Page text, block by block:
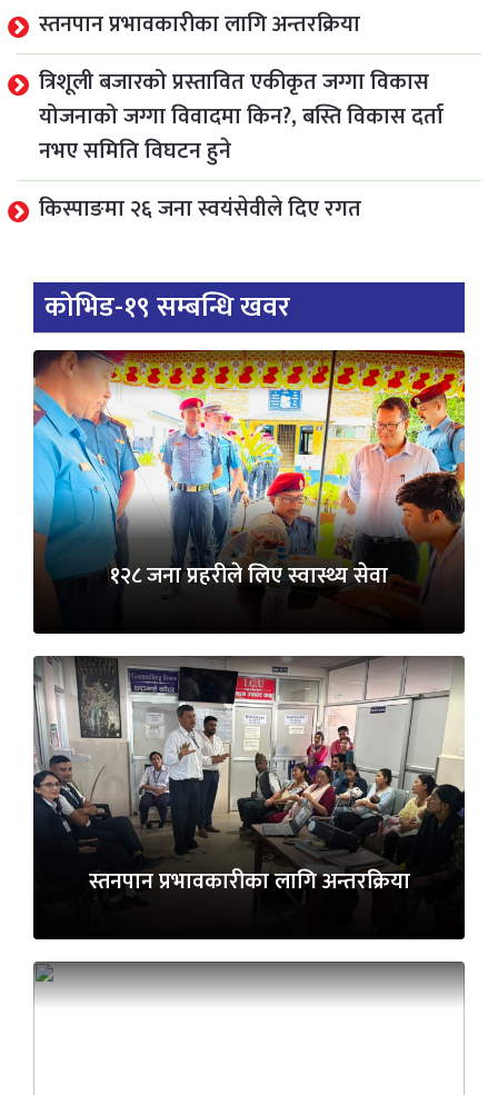
स्तनपान प्रभावकारीका लागि अन्तरक्रिया
त्रिशूली बजारको प्रस्तावित एकीकृत जग्गा विकास
योजनाको जग्गा विवादमा किन?, बस्ति विकास दर्ता
नभए समिति विघटन हुने
किस्पाङमा २६ जना स्वयंसेवीले दिए रगत
कोभिड-१९ सम्बन्धि खवर
१२८ जना प्रहरीले लिए स्वास्थ्य सेवा
स्तनपान प्रभावकारीका लागि अन्तरक्रिया